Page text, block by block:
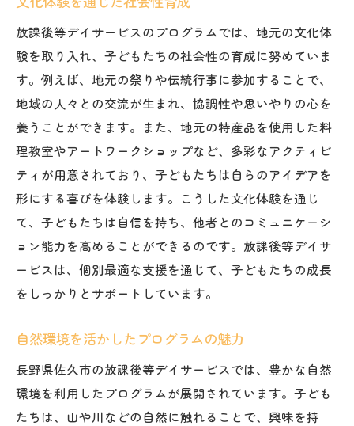
放課後等デイサービスのプログラムでは、地元の文化体
験を取り入れ、子どもたちの社会性の育成に努めていま
す。例えば、地元の祭りや伝統行事に参加することで、
地域の人々との交流が生まれ、協調性や思いやりの心を
養うことができます。また、地元の特産品を使用した料
理教室やアートワークショップなど、多彩なアクティビ
ティが用意されており、子どもたちは自らのアイデアを
形にする喜びを体験します。こうした文化体験を通じ
て、子どもたちは自信を持ち、他者とのコミュニケーシ
ョン能力を高めることができるのです。放課後等デイサ
ービスは、個別最適な支援を通じて、子どもたちの成長
をしっかりとサポートしています。
自然環境を活かしたプログラムの魅力
長野県佐久市の放課後等デイサービスでは、豊かな自然
環境を利用したプログラムが展開されています。子ども
たちは、山や川などの自然に触れることで、興味を持